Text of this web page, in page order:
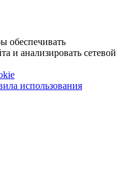
обеспечивать
и анализировать сетевой
использования